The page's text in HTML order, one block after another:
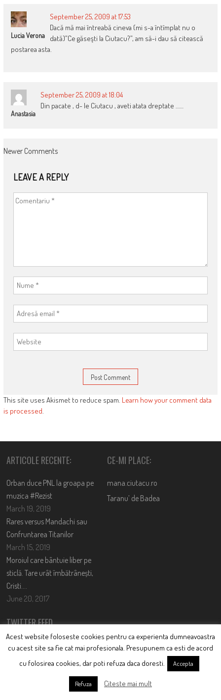
Lucia Verona
September 25, 2009 at 17:53
Dacă mă mai întreabă cineva (mi s-a întîmplat nu o
dată)”Ce găseşti la Ciutacu?”, am să-i dau să citească
postarea asta.
Anastasia
September 25, 2009 at 18:04
Din pacate , d- le Ciutacu , aveti atata dreptate ……
COMMENT
NAVIGATION
Newer Comments
LEAVE A REPLY
This site uses Akismet to reduce spam. Learn how your comment data
is processed
ARTICOLE RECENTE:
Orban duce PNL la groapa pe
muzica #Rezist
March 19, 2019
Rares versus Mandachi sau
Confruntarea Titanilor
March 15, 2019
Moroiul care bântuie liber pe
sticlă. Tare urât îmbătrânești,
Cristi….
June 20, 2017
CE-MI PLACE:
mana.ciutacu.ro
Taranu’ de Badea
TWITTER FEED
Could not authenticate you.
Acest website foloseste cookies pentru ca experienta dumneavoastra
cu acest site sa fie cat mai profesionala. Presupunem ca esti de acord
cu folosirea cookies, dar poti refuza daca doresti.
Accepta
Refuza Citeste mai mult